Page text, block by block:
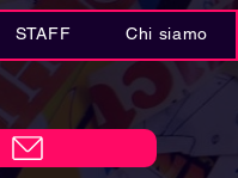
STAFF Chi siamo